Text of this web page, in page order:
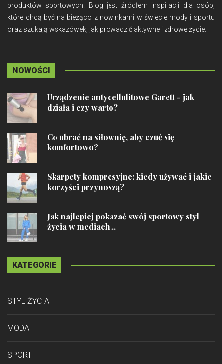
produktów sportowych. Blog jest źródłem inspiracji dla osób,
które chcą być na bieżąco z nowinkami w świecie mody i sportu
oraz szukają wskazówek, jak prowadzić aktywne i zdrowe życie.
NOWOŚCI
Urządzenie antycellulitowe Garett - jak
działa i czy warto?
Co ubrać na siłownię, aby czuć się
komfortowo?
Skarpety kompresyjne: kiedy używać i jakie
korzyści przynoszą?
Jak najlepiej pokazać swój sportowy styl
życia w mediach...
KATEGORIE
STYL ŻYCIA
MODA
SPORT